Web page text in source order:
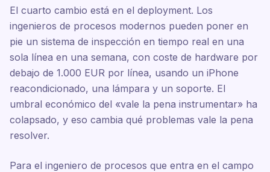
El cuarto cambio está en el deployment. Los
ingenieros de procesos modernos pueden poner en
pie un sistema de inspección en tiempo real en una
sola línea en una semana, con coste de hardware por
debajo de 1.000 EUR por línea, usando un iPhone
reacondicionado, una lámpara y un soporte. El
umbral económico del «vale la pena instrumentar» ha
colapsado, y eso cambia qué problemas vale la pena
resolver.
Para el ingeniero de procesos que entra en el campo